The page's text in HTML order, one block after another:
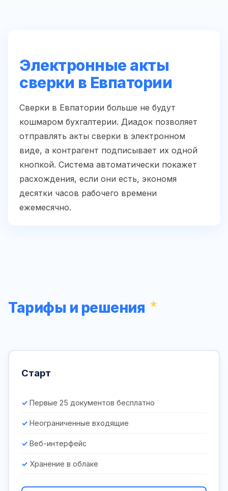
Электронные акты
сверки в Евпатории
Сверки в Евпатории больше не будут
кошмаром бухгалтерии. Диадок позволяет
отправлять акты сверки в электронном
виде, а контрагент подписывает их одной
кнопкой. Система автоматически покажет
расхождения, если они есть, экономя
десятки часов рабочего времени
ежемесячно.
Тарифы и решения
Старт
Первые 25 документов бесплатно
Неограниченные входящие
Веб-интерфейс
Хранение в облаке